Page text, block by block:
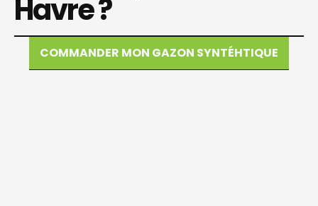
Havre ?
COMMANDER MON GAZON SYNTÉHTIQUE